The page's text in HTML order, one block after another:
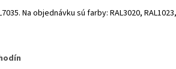
Na objednávku sú farby: RAL3020, RAL1023,